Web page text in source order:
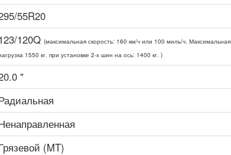
55R20
120Q (максимальная скорость: 160 км/ч или 100 миль/ч. Максимальная
1550 кг. при установке 2-х шин на ось: 1400 кг. )
"
(MT)